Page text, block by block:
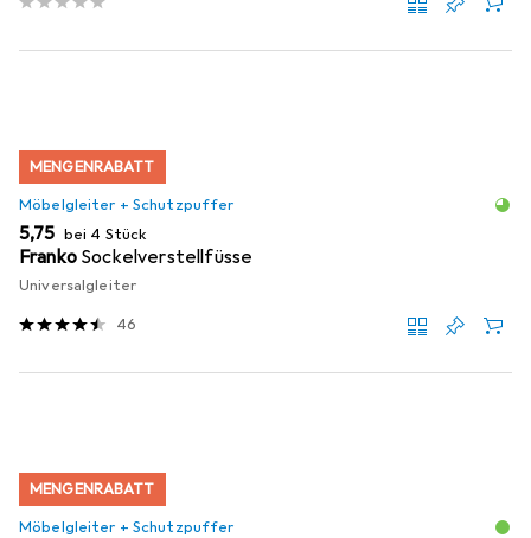
MENGENRABATT
Möbelgleiter + Schutzpuffer
EUR
5,75 bei 4 Stück
Franko Sockelverstellfüsse
Universalgleiter
46
MENGENRABATT
Möbelgleiter + Schutzpuffer